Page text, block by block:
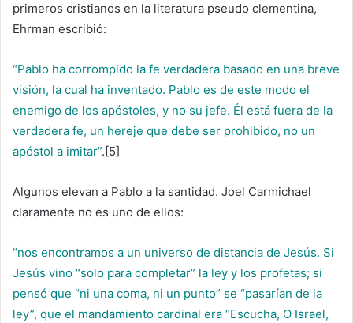
primeros cristianos en la literatura pseudo clementina,
Ehrman escribió:
“Pablo ha corrompido la fe verdadera basado en una breve
visión, la cual ha inventado. Pablo es de este modo el
enemigo de los apóstoles, y no su jefe. Él está fuera de la
verdadera fe, un hereje que debe ser prohibido, no un
apóstol a imitar”.[5]
Algunos elevan a Pablo a la santidad. Joel Carmichael
claramente no es uno de ellos:
“nos encontramos a un universo de distancia de Jesús. Si
Jesús vino “solo para completar” la ley y los profetas; si
pensó que “ni una coma, ni un punto” se “pasarían de la
ley”, que el mandamiento cardinal era “Escucha, O Israel,